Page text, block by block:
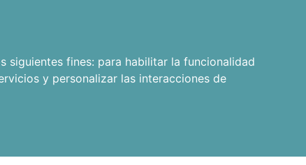
siguientes fines: para habilitar la funcionalidad
y personalizar las interacciones de